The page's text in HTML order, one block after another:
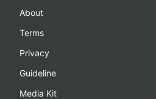
About
Terms
Privacy
Guideline
Media Kit